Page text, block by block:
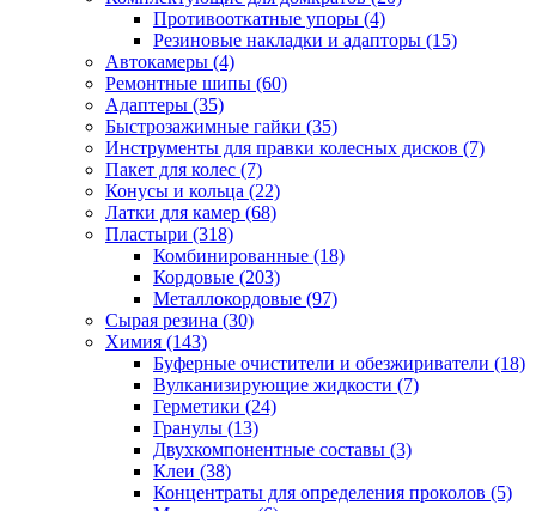
Противооткатные упоры (4)
Резиновые накладки и адапторы (15)
Автокамеры (4)
Ремонтные шипы (60)
Адаптеры (35)
Быстрозажимные гайки (35)
Инструменты для правки колесных дисков (7)
Пакет для колес (7)
Конусы и кольца (22)
Латки для камер (68)
Пластыри (318)
Комбинированные (18)
Кордовые (203)
Металлокордовые (97)
Сырая резина (30)
Химия (143)
Буферные очистители и обезжириватели (18)
Вулканизирующие жидкости (7)
Герметики (24)
Гранулы (13)
Двухкомпонентные составы (3)
Клеи (38)
Концентраты для определения проколов (5)